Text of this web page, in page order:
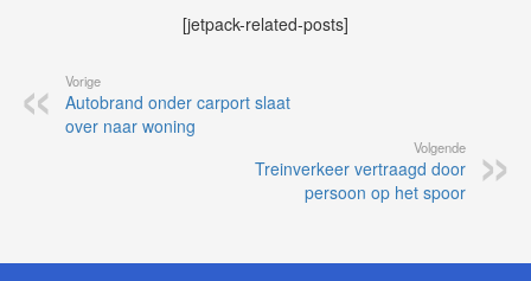
[jetpack-related-posts]
Vorige
Autobrand onder carport slaat
over naar woning
Volgende
Treinverkeer vertraagd door
persoon op het spoor